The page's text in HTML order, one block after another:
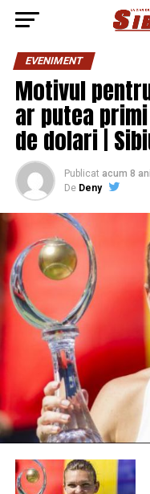
EVENIMENT
Motivul
ar putea primi
de dolari |
Publicat acum 8 ani
De Deny